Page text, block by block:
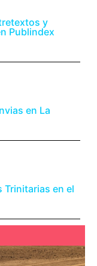
y
Publindex
en La
Trinitarias en el